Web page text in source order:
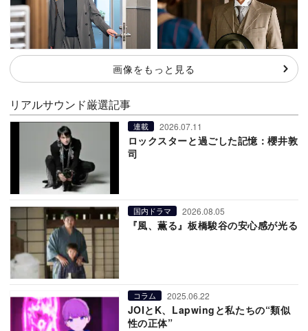
画像をもっと見る
リアルサウンド厳選記事
連載 2026.07.11
ロックスターと過ごした記憶：櫻井敦
司
国内ドラマ 2026.08.05
『風、薫る』板橋駿谷の安心感が光る
コラム 2025.06.22
JOIとK、Lapwingと私たちの“類似
性の正体”